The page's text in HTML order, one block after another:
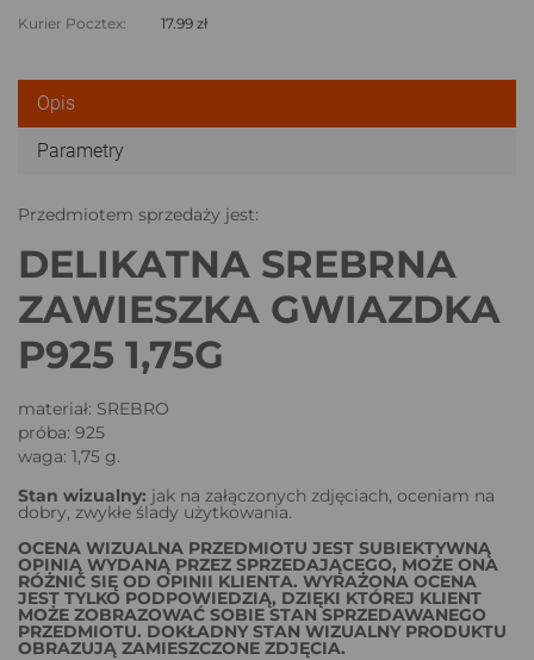
Kurier Pocztex:
17.99 zł
Opis
Parametry
Przedmiotem sprzedaży jest:
DELIKATNA SREBRNA
ZAWIESZKA GWIAZDKA
P925 1,75G
materiał: SREBRO
próba: 925
waga: 1,75 g.
Stan wizualny: jak na załączonych zdjęciach, oceniam na
dobry, zwykłe ślady użytkowania.
OCENA WIZUALNA PRZEDMIOTU JEST SUBIEKTYWNĄ
OPINIĄ WYDANĄ PRZEZ SPRZEDAJĄCEGO, MOŻE ONA
RÓŻNIĆ SIĘ OD OPINII KLIENTA. WYRAŻONA OCENA
JEST TYLKO PODPOWIEDZIĄ, DZIĘKI KTÓREJ KLIENT
MOŻE ZOBRAZOWAĆ SOBIE STAN SPRZEDAWANEGO
PRZEDMIOTU. DOKŁADNY STAN WIZUALNY PRODUKTU
OBRAZUJĄ ZAMIESZCZONE ZDJĘCIA.